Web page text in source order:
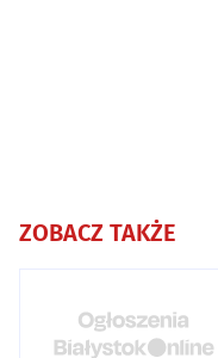
ZOBACZ TAKŻE